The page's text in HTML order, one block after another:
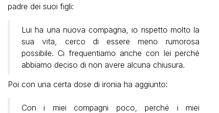
padre dei suoi figli:
Lui ha una nuova compagna, io rispetto molto la
sua vita, cerco di essere meno rumorosa
possibile. Ci frequentiamo anche con lei perché
abbiamo deciso di non avere alcuna chiusura.
Poi con una certa dose di ironia ha aggiunto:
Con i miei compagni poco, perché i miei